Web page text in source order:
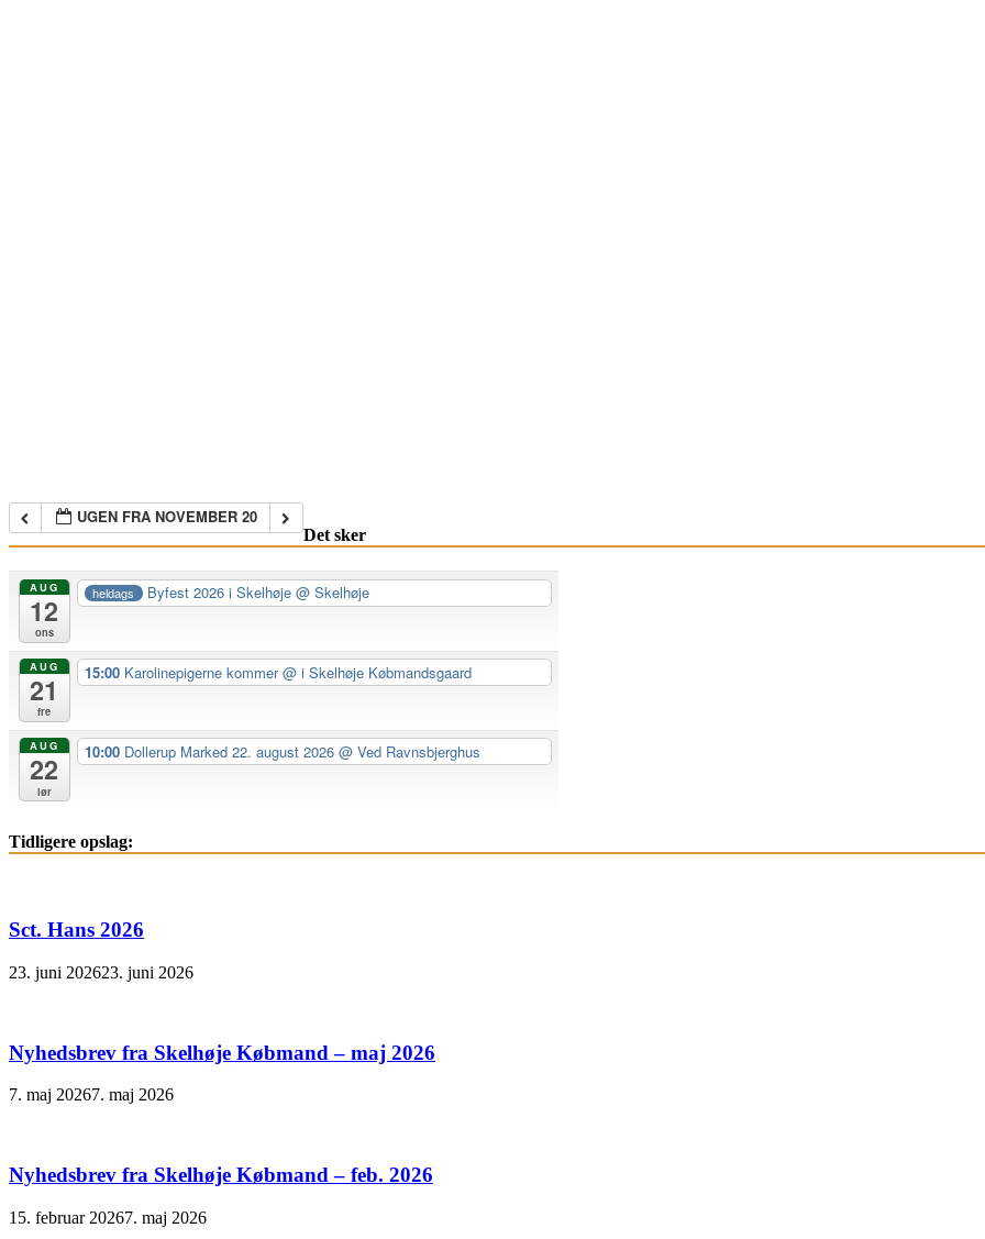
UGEN FRA NOVEMBER 20
Det sker
AUG
12
ons
heldags Byfest 2026 i Skelhøje@ Skelhøje
AUG
21
fre
15:00 Karolinepigerne kommer@ i Skelhøje Købmandsgaard
AUG
22
lør
10:00 Dollerup Marked 22. august 2026 @ Ved Ravnsbjerghus
Tidligere opslag:
Sct. Hans 2026
23. juni 202623. juni 2026
Nyhedsbrev fra Skelhøje Købmand – maj 2026
7. maj 20267. maj 2026
Nyhedsbrev fra Skelhøje Købmand – feb. 2026
15. februar 20267. maj 2026